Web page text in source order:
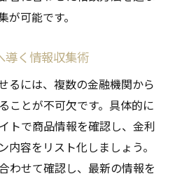
宅ローンを見つけるコツ
活用した条件交渉の方法
ーン選びのチェックポイ
可能です。
導く情報収集術
るには、複数の金融機関から
ことが不可欠です。具体的に
トで商品情報を確認し、金利
容をリスト化しましょう。
わせて確認し、最新の情報を